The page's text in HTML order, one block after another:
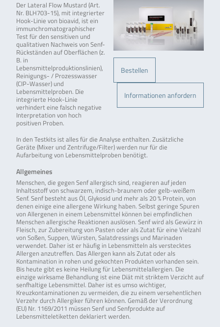
Bestellen
Informationen anfordern
Der Lateral Flow Mustard (Art.
Nr. BLH703-15), mit integrierter
Hook-Linie von bioavid, ist ein
immunchromatographischer
Test für den sensitiven und
qualitativen Nachweis von Senf-
Rückständen auf Oberflächen (z.
B. in
Lebensmittelproduktionslinien),
Reinigungs- / Prozesswasser
(CIP-Wasser) und
Lebensmittelproben. Die
integrierte Hook-Linie
verhindert eine falsch negative
Interpretation von hoch
positiven Proben.
In den Testkits ist alles für die Analyse enthalten. Zusätzliche
Geräte (Mixer und Zentrifuge/Filter) werden nur für die
Aufarbeitung von Lebensmittelproben benötigt.
Allgemeines
Menschen, die gegen Senf allergisch sind, reagieren auf jeden
Inhaltsstoff von schwarzem, indisch-braunem oder gelb-weißem
Senf. Senf besteht aus Öl, Glykosid und mehr als 20 % Protein, von
denen einige eine allergene Wirkung haben. Selbst geringe Spuren
von Allergenen in einem Lebensmittel können bei empfindlichen
Menschen allergische Reaktionen auslösen. Senf wird als Gewürz in
Fleisch, zur Zubereitung von Pasten oder als Zutat für eine Vielzahl
von Soßen, Suppen, Würsten, Salatdressings und Marinaden
verwendet. Daher ist er häufig in Lebensmitteln als verstecktes
Allergen anzutreffen. Das Allergen kann als Zutat oder als
Kontamination in rohen und gekochten Produkten vorhanden sein.
Bis heute gibt es keine Heilung für Lebensmittelallergien. Die
einzige wirksame Behandlung ist eine Diät mit striktem Verzicht auf
senfhaltige Lebensmittel. Daher ist es umso wichtiger,
Kreuzkontaminationen zu vermeiden, die zu einem versehentlichen
Verzehr durch Allergiker führen können. Gemäß der Verordnung
(EU) Nr. 1169/2011 müssen Senf und Senfprodukte auf
Lebensmitteletiketten deklariert werden.